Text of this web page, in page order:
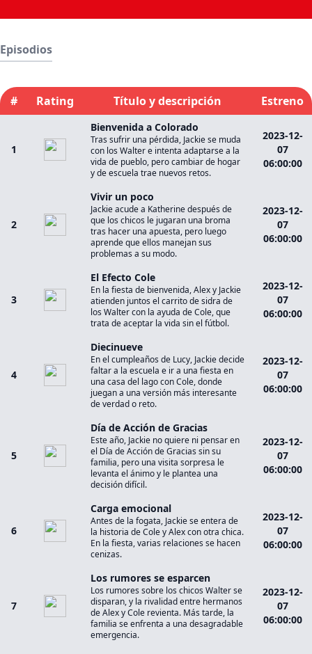
Episodios
# Rating Título y descripción Estreno
1
Bienvenida a Colorado
Tras sufrir una pérdida, Jackie se muda
con los Walter e intenta adaptarse a la
vida de pueblo, pero cambiar de hogar
y de escuela trae nuevos retos.
2023-12-
07
06:00:00
2
Vivir un poco
Jackie acude a Katherine después de
que los chicos le jugaran una broma
tras hacer una apuesta, pero luego
aprende que ellos manejan sus
problemas a su modo.
2023-12-
07
06:00:00
3
El Efecto Cole
En la fiesta de bienvenida, Alex y Jackie
atienden juntos el carrito de sidra de
los Walter con la ayuda de Cole, que
trata de aceptar la vida sin el fútbol.
2023-12-
07
06:00:00
4
Diecinueve
En el cumpleaños de Lucy, Jackie decide
faltar a la escuela e ir a una fiesta en
una casa del lago con Cole, donde
juegan a una versión más interesante
de verdad o reto.
2023-12-
07
06:00:00
5
Día de Acción de Gracias
Este año, Jackie no quiere ni pensar en
el Día de Acción de Gracias sin su
familia, pero una visita sorpresa le
levanta el ánimo y le plantea una
decisión difícil.
2023-12-
07
06:00:00
6
Carga emocional
Antes de la fogata, Jackie se entera de
la historia de Cole y Alex con otra chica.
En la fiesta, varias relaciones se hacen
cenizas.
2023-12-
07
06:00:00
7
Los rumores se esparcen
Los rumores sobre los chicos Walter se
disparan, y la rivalidad entre hermanos
de Alex y Cole revienta. Más tarde, la
familia se enfrenta a una desagradable
emergencia.
2023-12-
07
06:00:00